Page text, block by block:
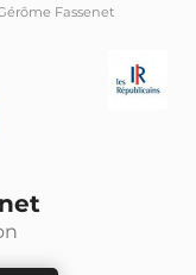
Fassenet